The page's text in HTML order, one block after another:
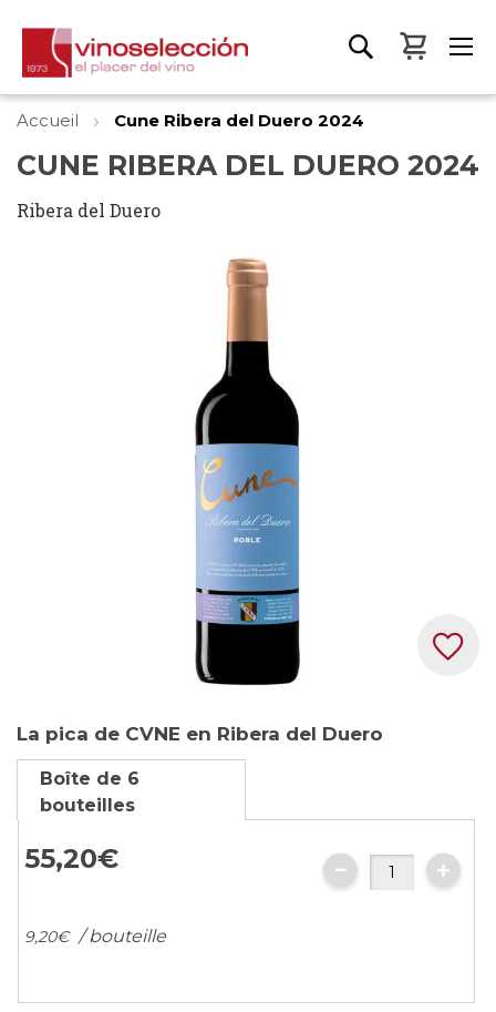
Mon
Accueil Cune Ribera del Duero 2024
CUNE RIBERA DEL DUERO 2024
Ribera del Duero
to
the
beginning
of
the
images
La pica de CVNE en Ribera del Duero
Boîte de 6
bouteilles
55,20€
9,20€ / bouteille